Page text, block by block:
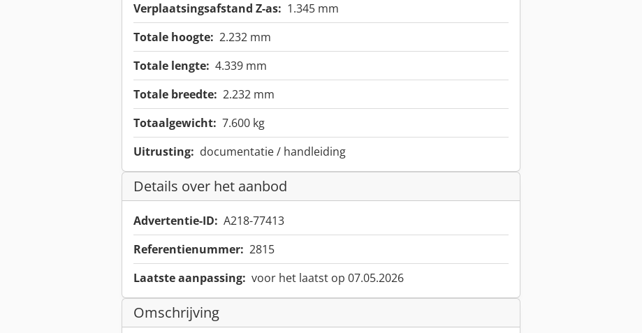
Verplaatsingsafstand Z-as: 1.345 mm
Totale hoogte: 2.232 mm
Totale lengte: 4.339 mm
Totale breedte: 2.232 mm
Totaalgewicht: 7.600 kg
Uitrusting: documentatie / handleiding
Details over het aanbod
Advertentie-ID: A218-77413
Referentienummer: 2815
Laatste aanpassing: voor het laatst op 07.05.2026
Omschrijving